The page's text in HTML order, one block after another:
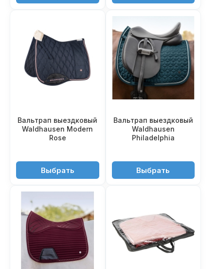
Вальтрап выездковый
Waldhausen Modern
Rose
5'450 ₽Выбрать
Вальтрап выездковый
Waldhausen
Philadelphia
4'950 ₽Выбрать